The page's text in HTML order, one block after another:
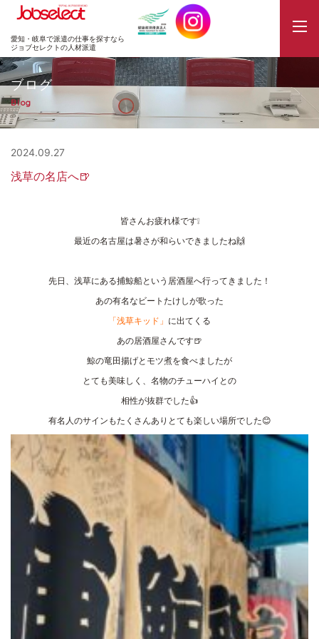
JobSelect
愛知・岐阜で派遣の仕事を探すなら
ジョブセレクトの人材派遣
ブログ
Blog
2024.09.27
浅草の名店へ🍺
皆さんお疲れ様です❕
最近の名古屋は暑さが和らいできましたね🙌
先日、浅草にある捕鯨船という居酒屋へ行ってきました！
あの有名なビートたけしが歌った
「浅草キッド」 に出てくる
あの居酒屋さんです🍺
鯨の竜田揚げとモツ煮を食べましたが
とても美味しく、名物のチューハイとの
相性が抜群でした👍
有名人のサインもたくさんありとても楽しい場所でした😊